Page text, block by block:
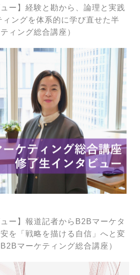
ュー】経験と勘から、論理と実践
ングを体系的に学び直せた半
ィング総合講座）
ュー】報道記者からB2Bマーケタ
を「戦略を描ける自信」へと変
マーケティング総合講座）